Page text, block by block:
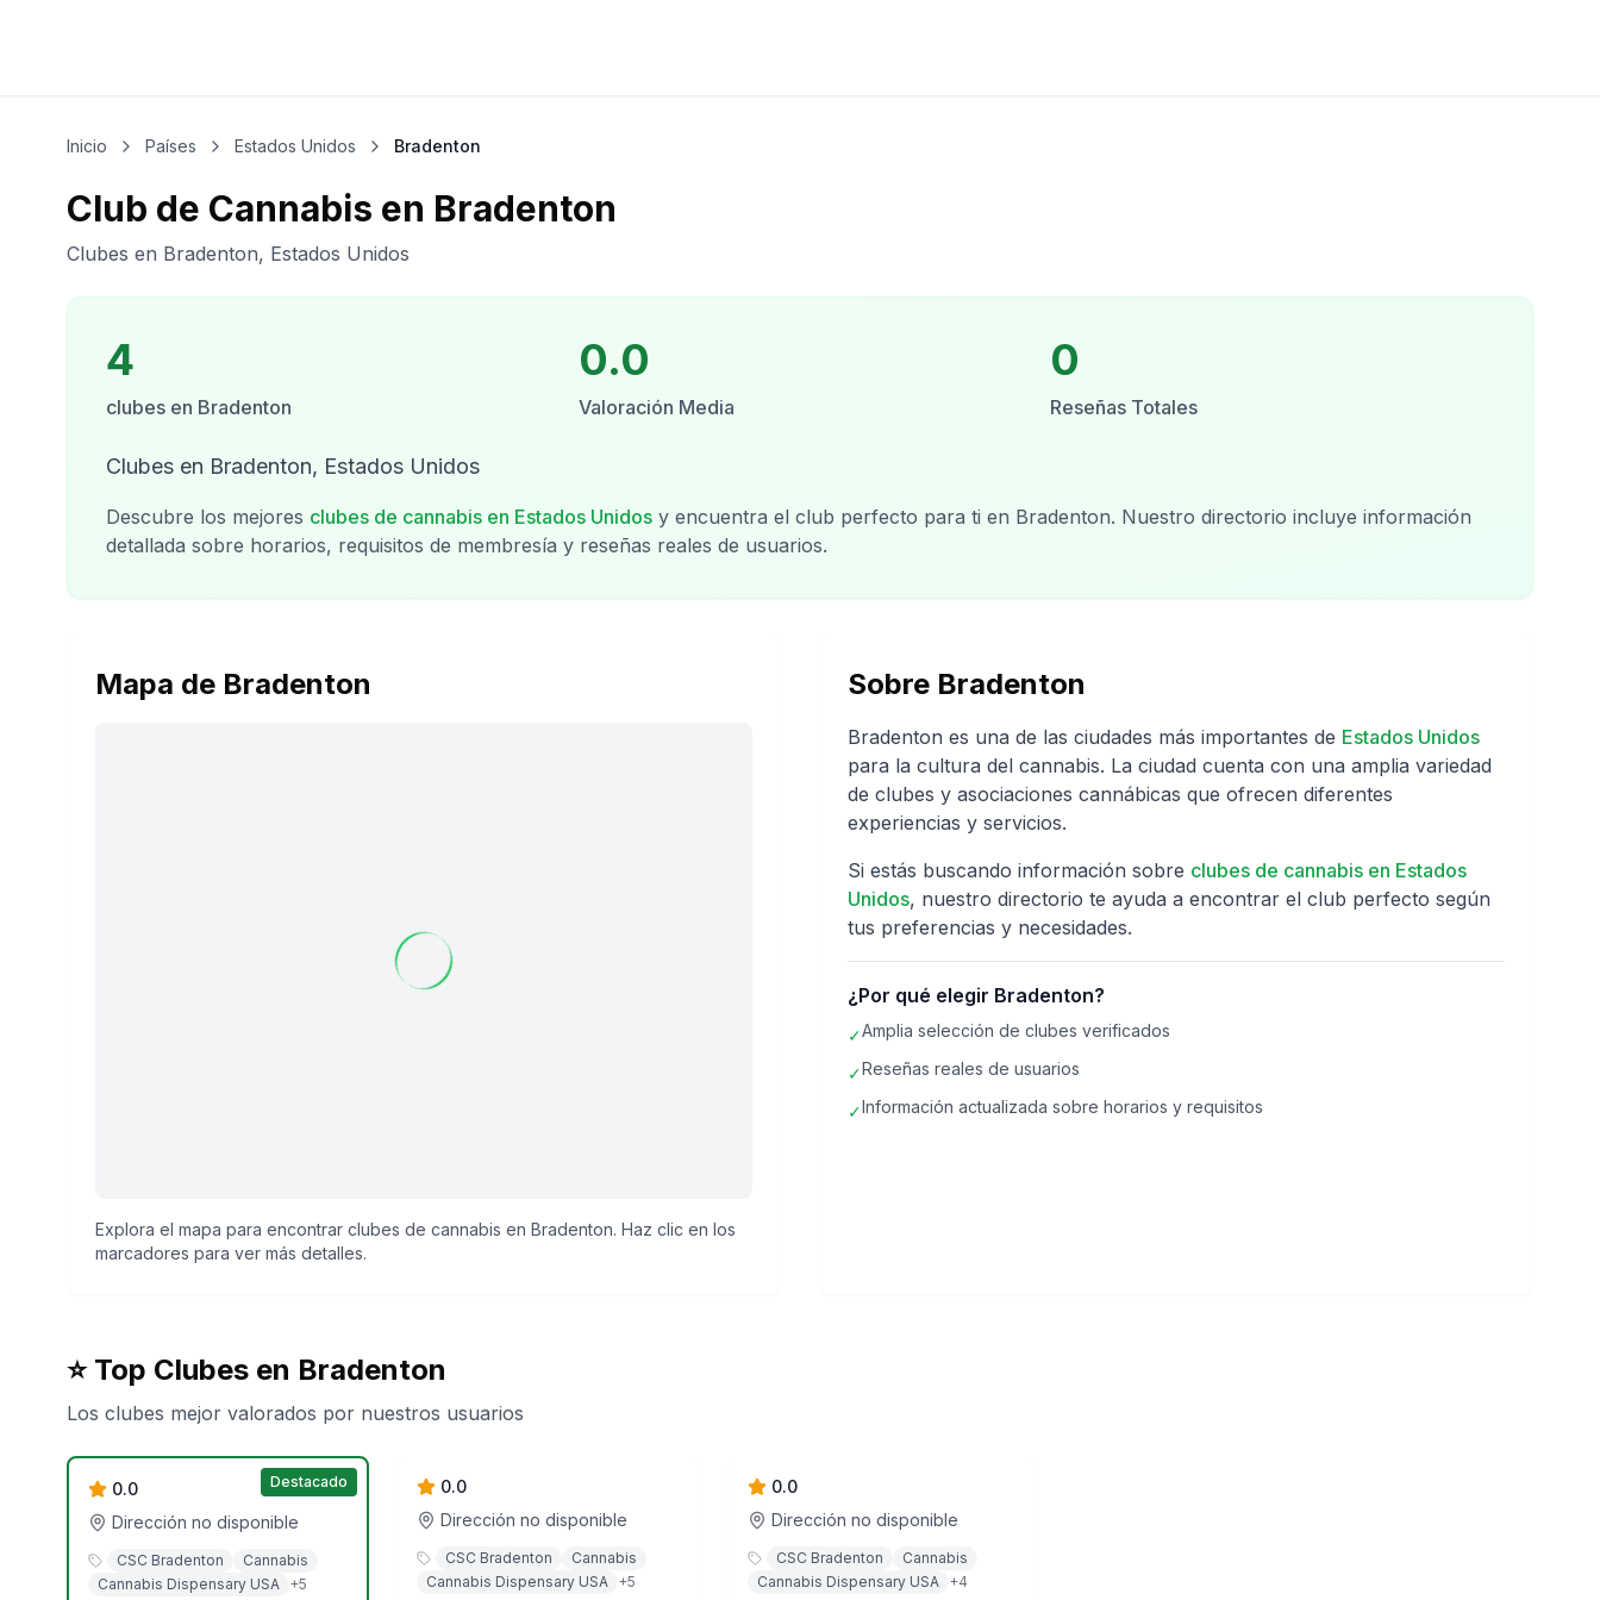
Inicio Países Estados Unidos Bradenton
Club de Cannabis en Bradenton
Clubes en Bradenton, Estados Unidos
4
clubes en Bradenton
0.0
Valoración Media
0
Reseñas Totales
Clubes en Bradenton, Estados Unidos
Descubre los mejores clubes de cannabis en Estados Unidos y encuentra el club perfecto para ti en Bradenton. Nuestro directorio incluye información
detallada sobre horarios, requisitos de membresía y reseñas reales de usuarios.
Mapa de Bradenton
Explora el mapa para encontrar clubes de cannabis en Bradenton. Haz clic en los
marcadores para ver más detalles.
Sobre Bradenton
Bradenton es una de las ciudades más importantes de Estados Unidos
para la cultura del cannabis. La ciudad cuenta con una amplia variedad
de clubes y asociaciones cannábicas que ofrecen diferentes
experiencias y servicios.
Si estás buscando información sobre clubes de cannabis en Estados
Unidos, nuestro directorio te ayuda a encontrar el club perfecto según
tus preferencias y necesidades.
¿Por qué elegir Bradenton?
✓Amplia selección de clubes verificados
✓Reseñas reales de usuarios
✓Información actualizada sobre horarios y requisitos
⭐ Top Clubes en Bradenton
Los clubes mejor valorados por nuestros usuarios
Destacado
Goldflower - Bradenton
0.0
Dirección no disponible
CSC Bradenton
Cannabis
Cannabis Dispensary USA +5
Cannabist - Bradenton
0.0
Dirección no disponible
CSC Bradenton
Cannabis
Cannabis Dispensary USA +5
0.0
Dirección no disponible
CSC Bradenton
Cannabis
Cannabis Dispensary USA +4